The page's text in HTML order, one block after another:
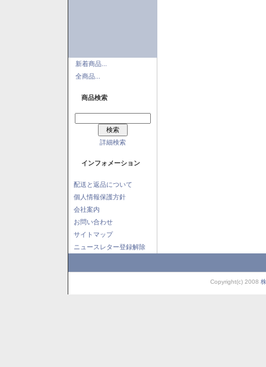
新着商品...
全商品...
商品検索
詳細検索
インフォメーション
配送と返品について
個人情報保護方針
会社案内
お問い合わせ
サイトマップ
ニュースレター登録解除
Copyright(c) 2008